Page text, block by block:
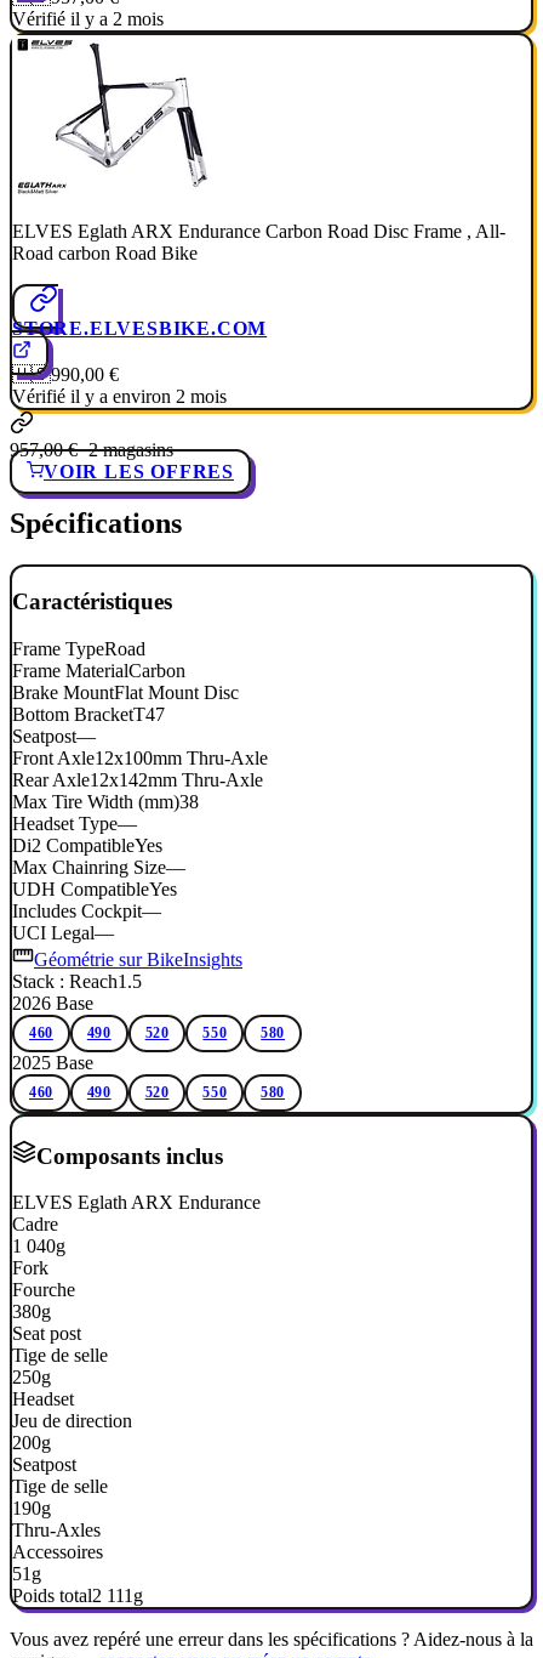
Vérifié il y a 2 mois
ELVES Eglath ARX Endurance Carbon Road Disc Frame , All-
Road carbon Road Bike
STORE.ELVESBIKE.COM
🇺🇸990,00 €
Vérifié il y a environ 2 mois
957,00 €· 2 magasins
VOIR LES OFFRES
Spécifications
Caractéristiques
Frame TypeRoad
Frame MaterialCarbon
Brake MountFlat Mount Disc
Bottom BracketT47
Seatpost—
Front Axle12x100mm Thru-Axle
Rear Axle12x142mm Thru-Axle
Max Tire Width (mm)38
Headset Type—
Di2 CompatibleYes
Max Chainring Size—
UDH CompatibleYes
Includes Cockpit—
UCI Legal—
Géométrie sur BikeInsights
Stack : Reach1.5
2026 Base
460 490 520 550 580
2025 Base
460 490 520 550 580
Composants inclus
ELVES Eglath ARX Endurance
Cadre
1 040g
Fork
Fourche
380g
Seat post
Tige de selle
250g
Headset
Jeu de direction
200g
Seatpost
Tige de selle
190g
Thru-Axles
Accessoires
51g
Poids total2 111g
Vous avez repéré une erreur dans les spécifications ? Aidez-nous à la